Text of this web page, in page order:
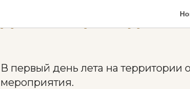
День защиты детей
В первый день лета на территории
мероприятия.